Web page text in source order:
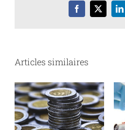
Facebook
X
Articles similaires